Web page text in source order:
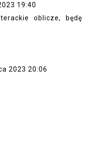
19:40
oblicze, będę
2023 20:06